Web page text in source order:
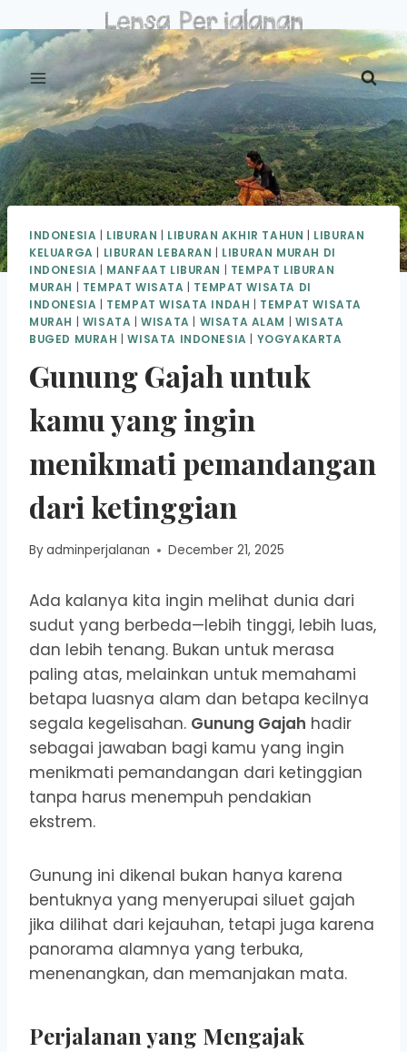
to
content
INDONESIA | LIBURAN | LIBURAN AKHIR TAHUN | LIBURAN
KELUARGA | LIBURAN LEBARAN | LIBURAN MURAH DI
INDONESIA | MANFAAT LIBURAN | TEMPAT LIBURAN
MURAH | TEMPAT WISATA | TEMPAT WISATA DI
INDONESIA | TEMPAT WISATA INDAH | TEMPAT WISATA
MURAH | WISATA |WISATA | WISATA ALAM | WISATA
BUGED MURAH |WISATA INDONESIA | YOGYAKARTA
Gunung Gajah untuk
kamu yang ingin
menikmati pemandangan
dari ketinggian
Byadminperjalanan December 21, 2025
Ada kalanya kita ingin melihat dunia dari
sudut yang berbeda—lebih tinggi, lebih luas,
dan lebih tenang. Bukan untuk merasa
paling atas, melainkan untuk memahami
betapa luasnya alam dan betapa kecilnya
segala kegelisahan. Gunung Gajah hadir
sebagai jawaban bagi kamu yang ingin
menikmati pemandangan dari ketinggian
tanpa harus menempuh pendakian
ekstrem.
Gunung ini dikenal bukan hanya karena
bentuknya yang menyerupai siluet gajah
jika dilihat dari kejauhan, tetapi juga karena
panorama alamnya yang terbuka,
menenangkan, dan memanjakan mata.
Perjalanan yang Mengajak